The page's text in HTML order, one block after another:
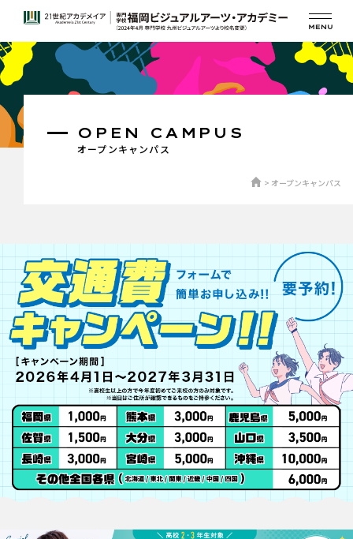
オープンキャンパス
OPEN CAMPUS
オープンキャンパス